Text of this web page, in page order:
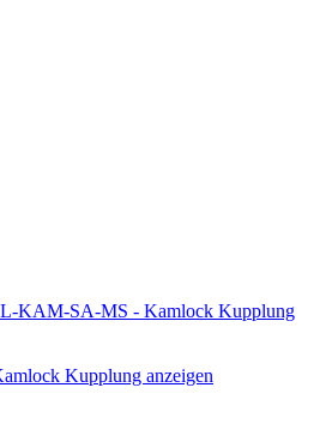
L-KAM-SA-MS - Kamlock Kupplung
Kupplung anzeigen